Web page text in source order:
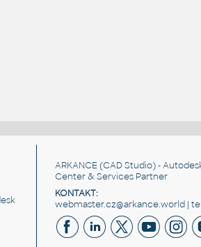
ARKANCE (CAD Studio) -
Center & Services Partner
KONTAKT:
webmaster.cz@arkance.world | tel.